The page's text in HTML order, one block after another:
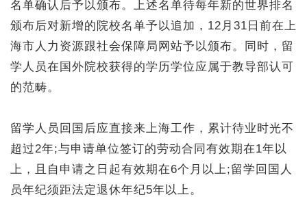
名单确认后予以颁布。上述名单待每年新的世界排名
颁布后对新增的院校名单予以追加，12月31日前在上
海市人力资源跟社会保障局网站予以颁布。同时，留
学人员在国外院校获得的学历学位应属于教导部认可
的范畴。
留学人员回国后应直接来上海工作，累计待业时光不
超过2年;与申请单位签订的劳动合同有效期在1年以
上，且自申请之日起有效期在6个月以上;留学回国人
员年纪须距法定退休年纪5年以上。